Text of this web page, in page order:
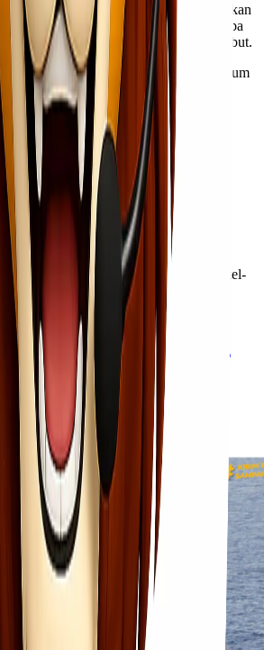
customerKawan Lio protes ada kerusakan
itu baru muncul setelah barang tiba
biaya asuransi tidak mencakup hal tersebut.
memperhatikan hal ini baik-baik sebelum
asuransi pengiriman jalur
apa pentingnya asuransi pengiriman
untuk bisnis
Kawan Lio
Lebih Cepat!
artikel ini & sampai jumpa di artikel-
jalur udara
asuransi kirim barang
asuransi pengiriman